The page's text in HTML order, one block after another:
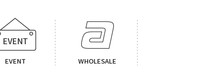
EVENT WHOLESALE